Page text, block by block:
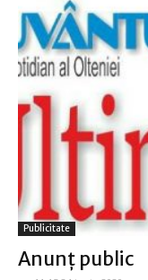
Publicitate
Anunţ public